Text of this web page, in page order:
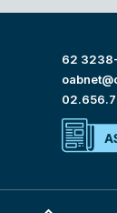
62